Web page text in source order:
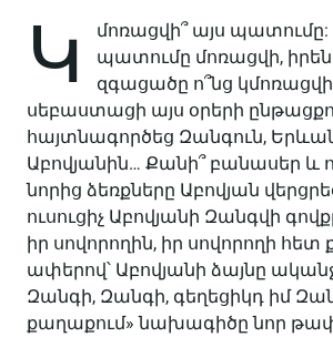
Կ
մոռացվի՞ այս
պատումը մոռացվի,
զգացածը ո՞նց
սեբաստացի այս օրերի
հայտնագործեց Զանգուն,
Աբովյանին… Քանի՞ բանասեր և
նորից ձեռքները Աբովյան
ուսուցիչ Աբովյանի Զանգվի
իր սովորողին, իր սովորողի հետ
ափերով՝ Աբովյանի ձայնը
Զանգի, Զանգի, գեղեցիկդ իմ
քաղաքում» նախագիծը նոր